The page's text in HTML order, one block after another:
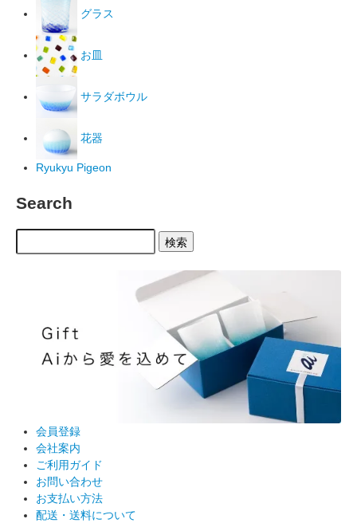
グラス
お皿
サラダボウル
花器
Ryukyu Pigeon
Search
検索
会員登録
会社案内
ご利用ガイド
お問い合わせ
お支払い方法
配送・送料について